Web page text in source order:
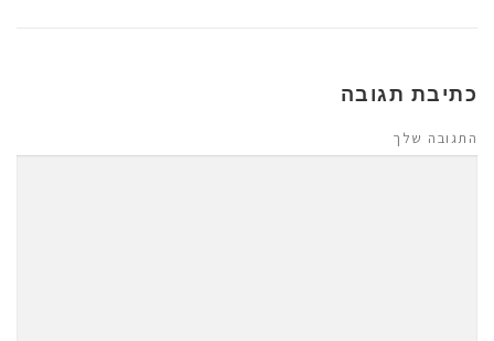
כתיבת תגובה
התגובה שלך